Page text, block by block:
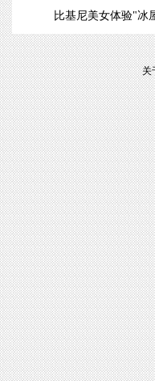
比基尼美女体验"冰
关